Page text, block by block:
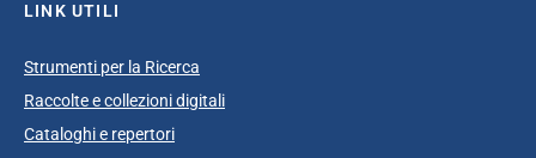
LINK UTILI
Strumenti per la Ricerca
Raccolte e collezioni digitali
Cataloghi e repertori